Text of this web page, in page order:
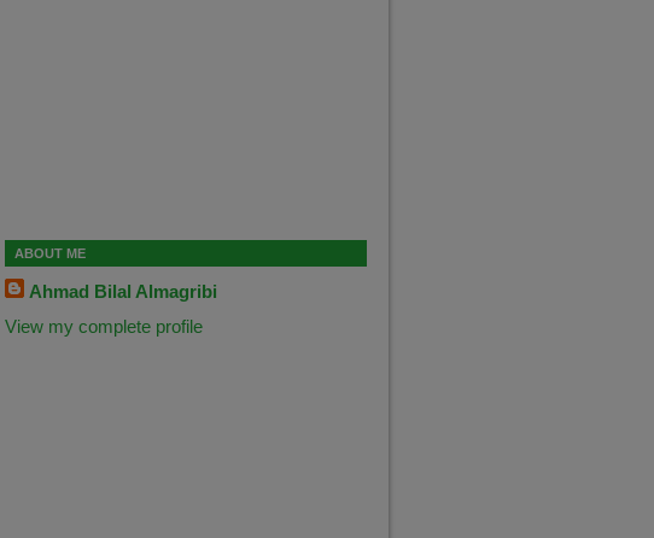
ABOUT ME
Ahmad Bilal Almagribi
View my complete profile